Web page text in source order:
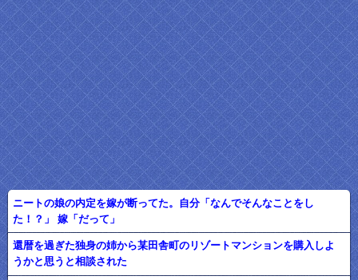
ニートの娘の内定を嫁が断ってた。自分「なんでそんなことをし
た！？」 嫁「だって」
還暦を過ぎた独身の姉から某田舎町のリゾートマンションを購入しよ
うかと思うと相談された